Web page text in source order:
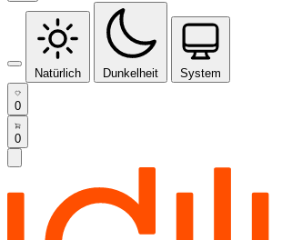
Natürlich Dunkelheit System
0
0